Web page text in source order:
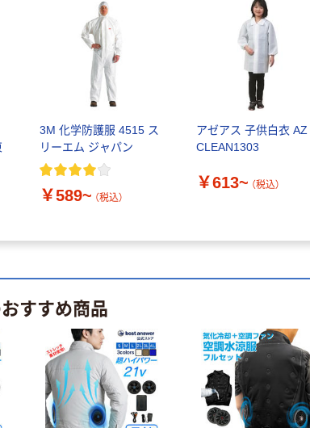
3M 化学防護服 4515 ス
リーエム ジャパン
￥589~ （税込）
アゼアス 子供白衣 AZ
CLEAN1303
￥613~ （税込）
すすめ商品